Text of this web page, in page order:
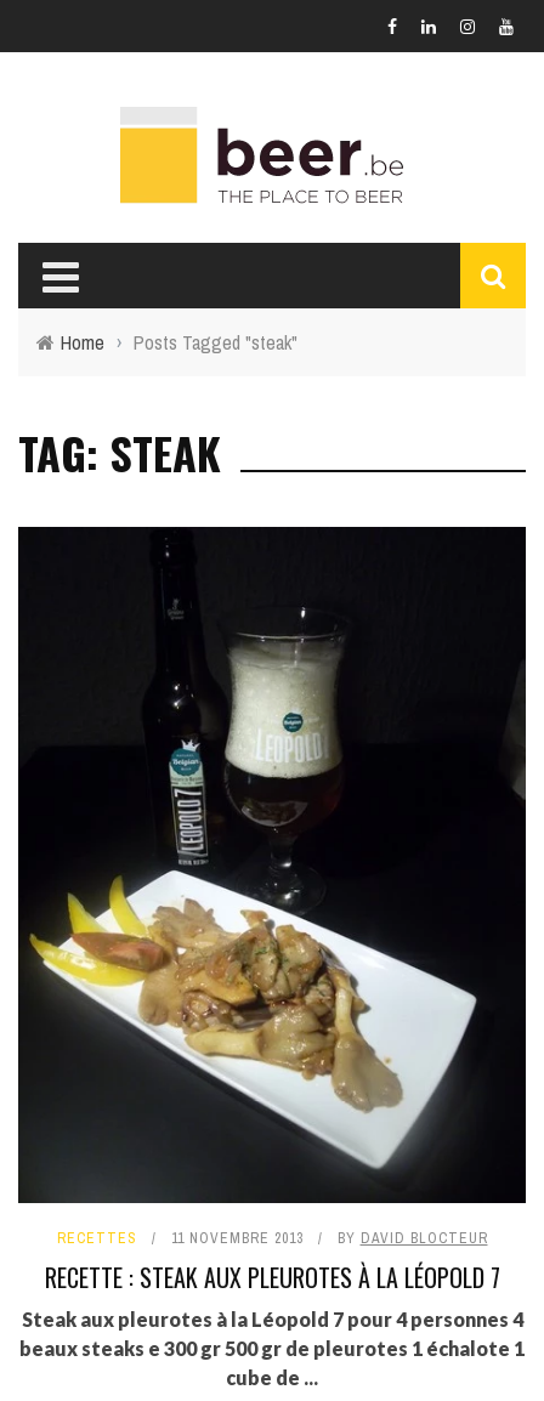
Home › Posts Tagged "steak"
TAG: STEAK
RECETTES 11 NOVEMBRE 2013 BY DAVID BLOCTEUR
RECETTE : STEAK AUX PLEUROTES À LA LÉOPOLD 7
Steak aux pleurotes à la Léopold 7 pour 4 personnes 4
beaux steaks e 300 gr 500 gr de pleurotes 1 échalote 1
cube de ...